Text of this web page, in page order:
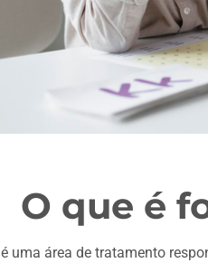
O que é
é uma área de tratamento